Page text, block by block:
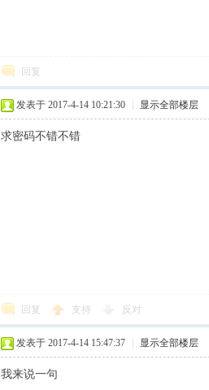
回复
发表于 2017-4-14 10:21:30 显示全部楼层
求密码不错不错
回复 支持 反对
发表于 2017-4-14 15:47:37 显示全部楼层
我来说一句